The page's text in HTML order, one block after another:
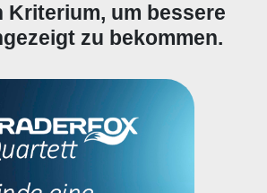
Kriterium, um bessere
zu bekommen.